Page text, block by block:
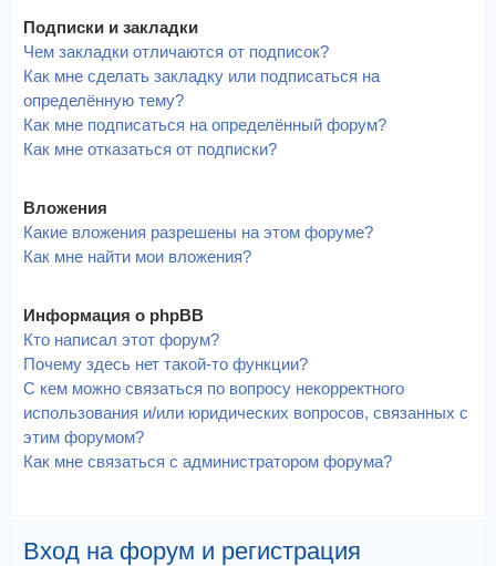
Подписки и закладки
Чем закладки отличаются от подписок?
Как мне сделать закладку или подписаться на
определённую тему?
Как мне подписаться на определённый форум?
Как мне отказаться от подписки?
Вложения
Какие вложения разрешены на этом форуме?
Как мне найти мои вложения?
Информация о phpBB
Кто написал этот форум?
Почему здесь нет такой-то функции?
С кем можно связаться по вопросу некорректного
использования и/или юридических вопросов, связанных с
этим форумом?
Как мне связаться с администратором форума?
Вход на форум и регистрация